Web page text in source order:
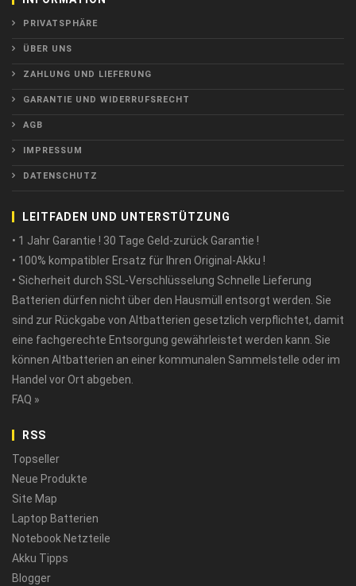
PRIVATSPHÄRE
ÜBER UNS
ZAHLUNG UND LIEFERUNG
GARANTIE UND WIDERRUFSRECHT
AGB
IMPRESSUM
DATENSCHUTZ
LEITFADEN UND UNTERSTÜTZUNG
• 1 Jahr Garantie ! 30 Tage Geld-zurück Garantie !
• 100% kompatibler Ersatz für Ihren Original-Akku !
• Sicherheit durch SSL-Verschlüsselung Schnelle Lieferung
Batterien dürfen nicht über den Hausmüll entsorgt werden. Sie
sind zur Rückgabe von Altbatterien gesetzlich verpflichtet, damit
eine fachgerechte Entsorgung gewährleistet werden kann. Sie
können Altbatterien an einer kommunalen Sammelstelle oder im
Handel vor Ort abgeben.
FAQ »
RSS
Topseller
Neue Produkte
Site Map
Laptop Batterien
Notebook Netzteile
Akku Tipps
Blogger